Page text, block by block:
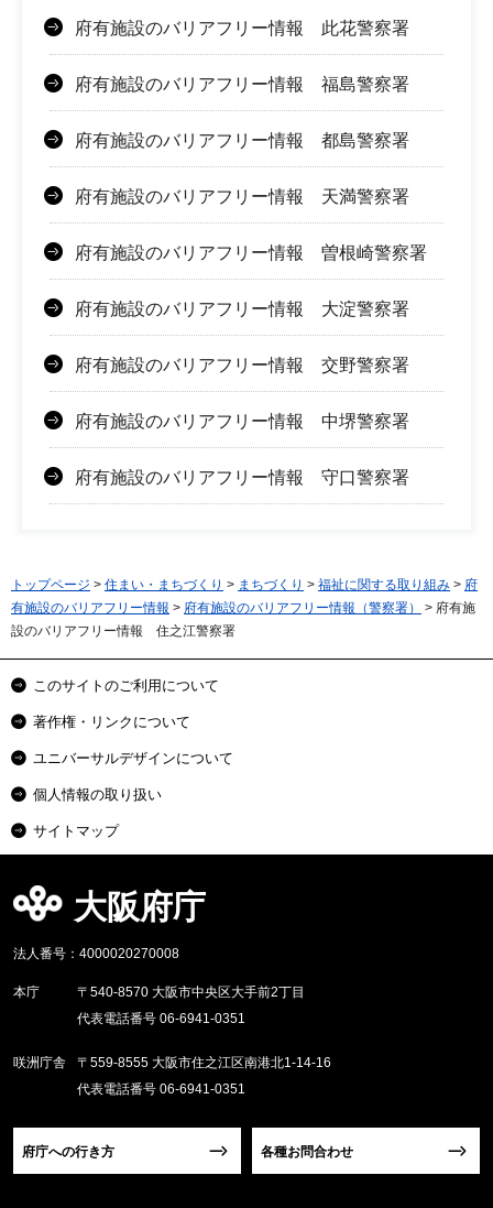
府有施設のバリアフリー情報 此花警察署
府有施設のバリアフリー情報 福島警察署
府有施設のバリアフリー情報 都島警察署
府有施設のバリアフリー情報 天満警察署
府有施設のバリアフリー情報 曽根崎警察署
府有施設のバリアフリー情報 大淀警察署
府有施設のバリアフリー情報 交野警察署
府有施設のバリアフリー情報 中堺警察署
府有施設のバリアフリー情報 守口警察署
トップページ > 住まい・まちづくり > まちづくり > 福祉に関する取り組み > 府
有施設のバリアフリー情報 > 府有施設のバリアフリー情報（警察署）
> 府有施
設のバリアフリー情報 住之江警察署
このサイトのご利用について
著作権・リンクについて
ユニバーサルデザインについて
個人情報の取り扱い
サイトマップ
大阪府庁
法人番号：4000020270008
本庁
〒540-8570 大阪市中央区大手前2丁目
代表電話番号 06-6941-0351
咲洲庁舎
〒559-8555 大阪市住之江区南港北1-14-16
代表電話番号 06-6941-0351
府庁への行き方 各種お問合わせ